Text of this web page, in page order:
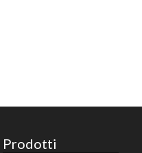
Prodotti